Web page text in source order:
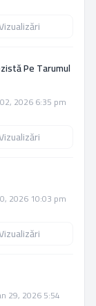
Pe Tarumul
2026 6:35 pm
2026 10:03 pm
29, 2026 5:54